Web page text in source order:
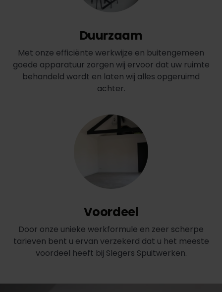
Duurzaam
Met onze efficiënte werkwijze en buitengemeen
goede apparatuur zorgen wij ervoor dat uw ruimte
behandeld wordt en laten wij alles opgeruimd
achter.
Voordeel
Door onze unieke werkformule en zeer scherpe
tarieven bent u ervan verzekerd dat u het meeste
voordeel heeft bij Slegers Spuitwerken.